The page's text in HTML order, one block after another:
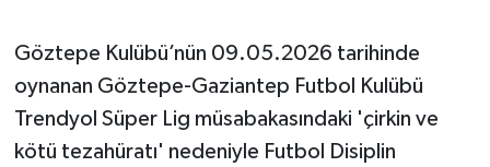
Göztepe Kulübü’nün 09.05.2026 tarihinde
oynanan Göztepe-Gaziantep Futbol Kulübü
Trendyol Süper Lig müsabakasındaki 'çirkin ve
kötü tezahüratı' nedeniyle Futbol Disiplin